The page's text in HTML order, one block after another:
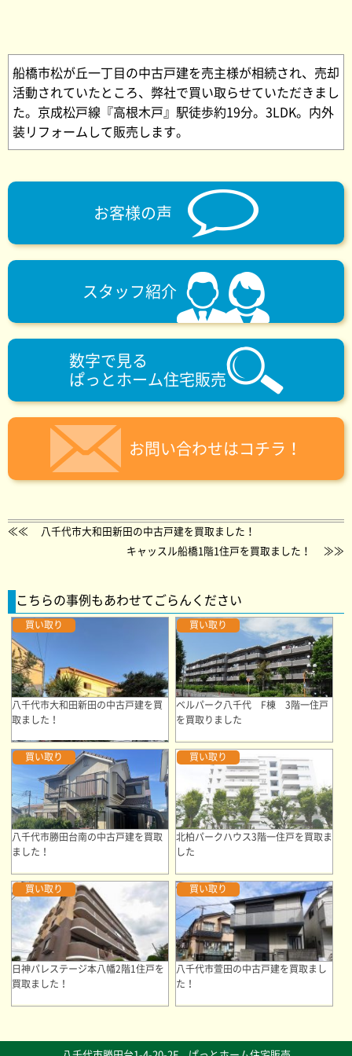
船橋市松が丘一丁目の中古戸建を売主様が相続され、売却
活動されていたところ、弊社で買い取らせていただきまし
た。京成松戸線『高根木戸』駅徒歩約19分。3LDK。内外
装リフォームして販売します。
お客様の声
スタッフ紹介
数字で見る
ぱっとホーム住宅販売
お問い合わせはコチラ！
≪≪ 八千代市大和田新田の中古戸建を買取ました！
キャッスル船橋1階1住戸を買取ました！
≫≫
こちらの事例もあわせてごらんください
買い取り
八千代市大和田新田の中古戸建を買
取ました！
買い取り
ベルパーク八千代 F棟 3階一住戸
を買取りました
買い取り
八千代市勝田台南の中古戸建を買取
ました！
買い取り
北柏パークハウス3階一住戸を買取ま
した
買い取り
日神パレステージ本八幡2階1住戸を
買取ました！
買い取り
八千代市萱田の中古戸建を買取まし
た！